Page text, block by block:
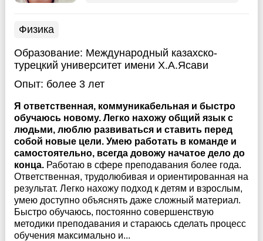
Физика
Образование: Международный казахско-
турецкий университет имени Х.А.Ясави
Опыт: более 3 лет
Я ответственная, коммуникабельная и быстро
обучаюсь новому. Легко нахожу общий язык с
людьми, люблю развиваться и ставить перед
собой новые цели. Умею работать в команде и
самостоятельно, всегда довожу начатое дело до
конца. Работаю в сфере преподавания более года.
Ответственная, трудолюбивая и ориентированная на
результат. Легко нахожу подход к детям и взрослым,
умею доступно объяснять даже сложный материал.
Быстро обучаюсь, постоянно совершенствую
методики преподавания и стараюсь сделать процесс
обучения максимально и...